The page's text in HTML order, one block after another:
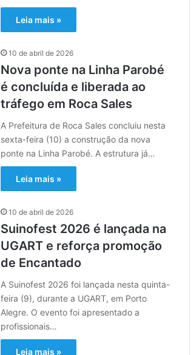
Leia mais »
10 de abril de 2026
Nova ponte na Linha Parobé
é concluída e liberada ao
tráfego em Roca Sales
A Prefeitura de Roca Sales concluiu nesta
sexta-feira (10) a construção da nova
ponte na Linha Parobé. A estrutura já…
Leia mais »
10 de abril de 2026
Suinofest 2026 é lançada na
UGART e reforça promoção
de Encantado
A Suinofest 2026 foi lançada nesta quinta-
feira (9), durante a UGART, em Porto
Alegre. O evento foi apresentado a
profissionais…
Leia mais »